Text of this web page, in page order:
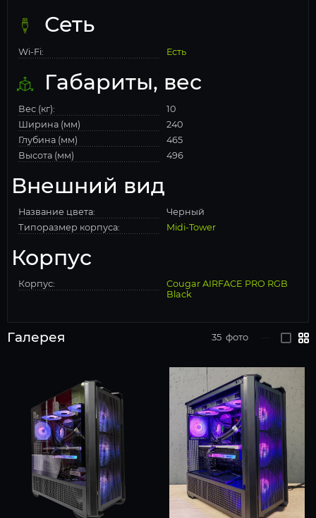
Сеть
Wi-Fi: Есть
Габариты, вес
Вес (кг):
10
Ширина (мм)
240
Глубина (мм)
465
Высота (мм)
496
Внешний вид
Название цвета:
Черный
Типоразмер корпуса:
Midi-Tower
Корпус
Корпус:
Cougar AIRFACE PRO RGB
Black
Галерея 35 фото